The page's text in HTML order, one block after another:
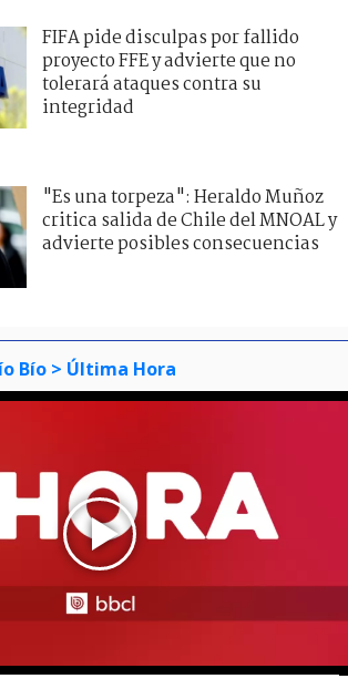
FIFA pide disculpas por fallido
proyecto FFE y advierte que no
tolerará ataques contra su
integridad
"Es una torpeza": Heraldo Muñoz
critica salida de Chile del MNOAL y
advierte posibles consecuencias
Bío > Última Hora